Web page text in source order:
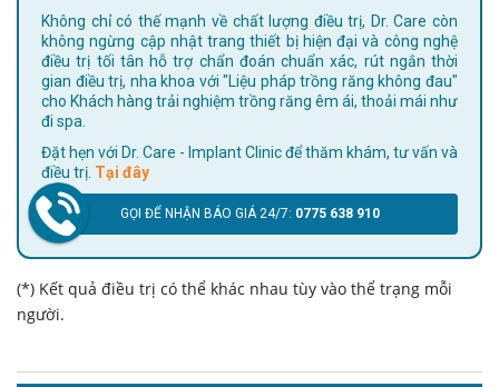
Không chỉ có thế mạnh về chất lượng điều trị, Dr. Care còn
không ngừng cập nhật trang thiết bị hiện đại và công nghệ
điều trị tối tân hỗ trợ chẩn đoán chuẩn xác, rút ngắn thời
gian điều trị, nha khoa với "Liệu pháp trồng răng không đau"
cho Khách hàng trải nghiệm trồng răng êm ái, thoải mái như
đi spa.
Đặt hẹn với Dr. Care - Implant Clinic để thăm khám, tư vấn và
điều trị. Tại đây
GỌI ĐỂ NHẬN BÁO GIÁ 24/7: 0775 638 910
(*) Kết quả điều trị có thể khác nhau tùy vào thể trạng mỗi
người.